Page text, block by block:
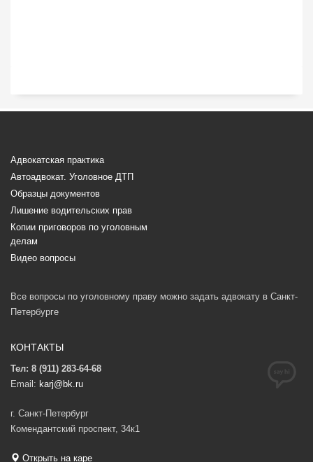
Адвокатская практика
Автоадвокат. Уголовное ДТП
Образцы документов
Лишение водительских прав
Копии приговоров по уголовным
делам
Видео вопросы
Все вопросы по уголовному праву можно задать адвокату в Санкт-
Петербурге
КОНТАКТЫ
Тел: 8 (911) 283-64-68
Email: karj@bk.ru
г. Санкт-Петербург
Комендантский проспект, 34к1
Открыть на каре